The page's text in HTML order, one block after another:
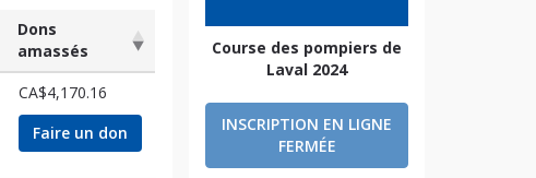
Course des pompiers de
Laval 2024
INSCRIPTION EN LIGNE
FERMÉE
Dons
amassés
Dons
amassés
CA$4,170.16
Faire un don